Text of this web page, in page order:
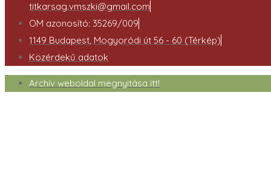
titkarsag.vmszki@gmail.com
OM azonosító: 35269/009
1149 Budapest, Mogyoródi út 56 - 60 (Térkép)
Közérdekű adatok
Archív weboldal megnyitása itt!